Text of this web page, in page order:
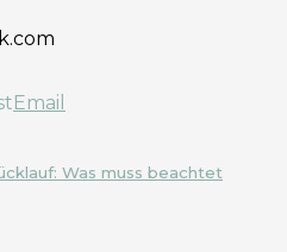
Email
Was muss beachtet